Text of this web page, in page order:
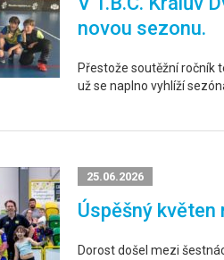
novou sezonu.
Přestože soutěžní ročník
už se naplno vyhlíží
25.06.2026
Úspěšný květen
Dorost došel mezi